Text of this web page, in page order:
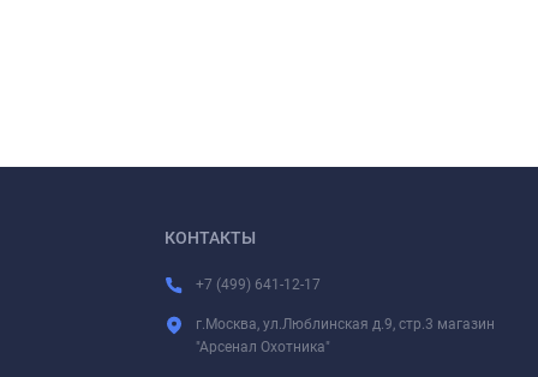
КОНТАКТЫ
+7 (499) 641-12-17
г.Москва, ул.Люблинская д.9, стр.3 магазин
"Арсенал Охотника"